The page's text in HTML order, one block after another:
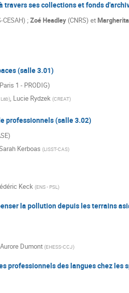
travers ses collections et fonds
CESAH) ; Zoé Headley(CNRS) et
(salle 3.01)
1 - PRODIG)
), Lucie Rydzek (CREAT)
professionnels (salle 3.02)
Kerboas (LISST-CAS)
Keck (ENS - PSL)
la pollution depuis les terrains
Aurore Dumont (EHESS-CCJ)
professionnels des langues chez les